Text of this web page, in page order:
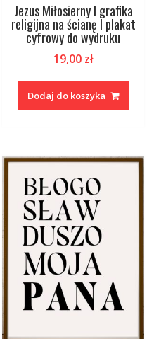
Jezus Miłosierny I grafika
religijna na ścianę I plakat
cyfrowy do wydruku
19,00 zł
Dodaj do koszyka